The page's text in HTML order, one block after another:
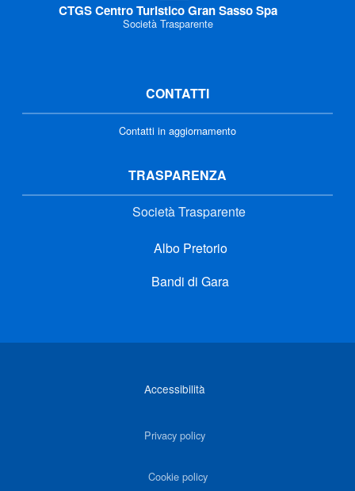
CTGS Centro Turistico Gran Sasso Spa
Società Trasparente
CONTATTI
Contatti in aggiornamento
TRASPARENZA
Società Trasparente
Albo Pretorio
Bandi di Gara
Accessibilità
Privacy policy
Cookie policy